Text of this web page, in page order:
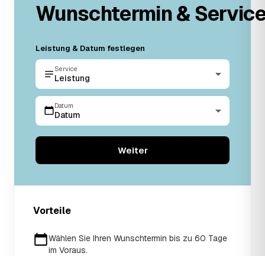
Wunschtermin &
Leistung & Datum festlegen
Service
Leistung
Datum
Datum
Weiter
Vorteile
Wählen Sie Ihren Wunschtermin bis zu 60 Tage
im Voraus.